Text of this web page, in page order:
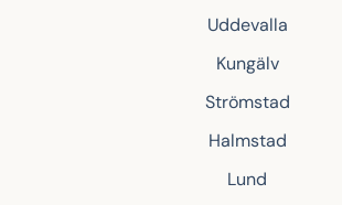
Uddevalla
Kungälv
Strömstad
Halmstad
Lund